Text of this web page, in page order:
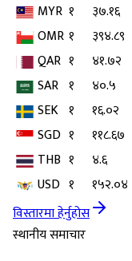
MYR १ ३७.१६
OMR १ ३९४.८९
QAR १ ४१.७२
SAR १ ४०.५
SEK १ १६.०२
SGD १ ११८.६७
THB १ ४.६
USD १ १५२.०४
विस्तारमा हेर्नुहोस
स्थानीय समाचार